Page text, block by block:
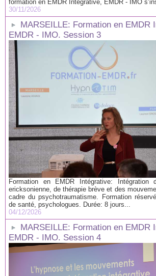
formation en EMDR Intégrative, EMDR - IMO
30/11/2026
MARSEILLE: Formation en EMDR
EMDR - IMO. Session 3
Formation en EMDR Intégrative: Intégration
ericksonienne, de thérapie brève et des
cadre du psychotraumatisme. Formation
de santé, psychologues. Durée: 8 jours...
04/12/2026
MARSEILLE: Formation en EMDR
EMDR - IMO. Session 4